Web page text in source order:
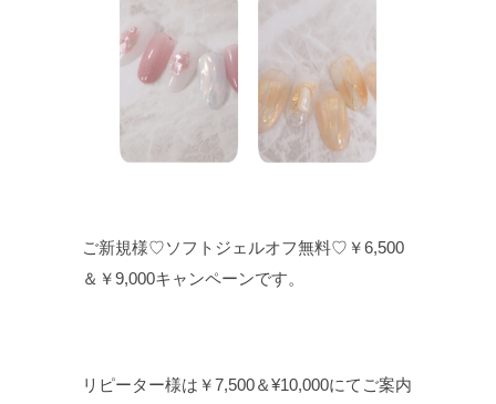
ご新規様♡ソフトジェルオフ無料♡￥6,500
＆￥9,000キャンペーンです。
リピーター様は￥7,500＆¥10,000にてご案内